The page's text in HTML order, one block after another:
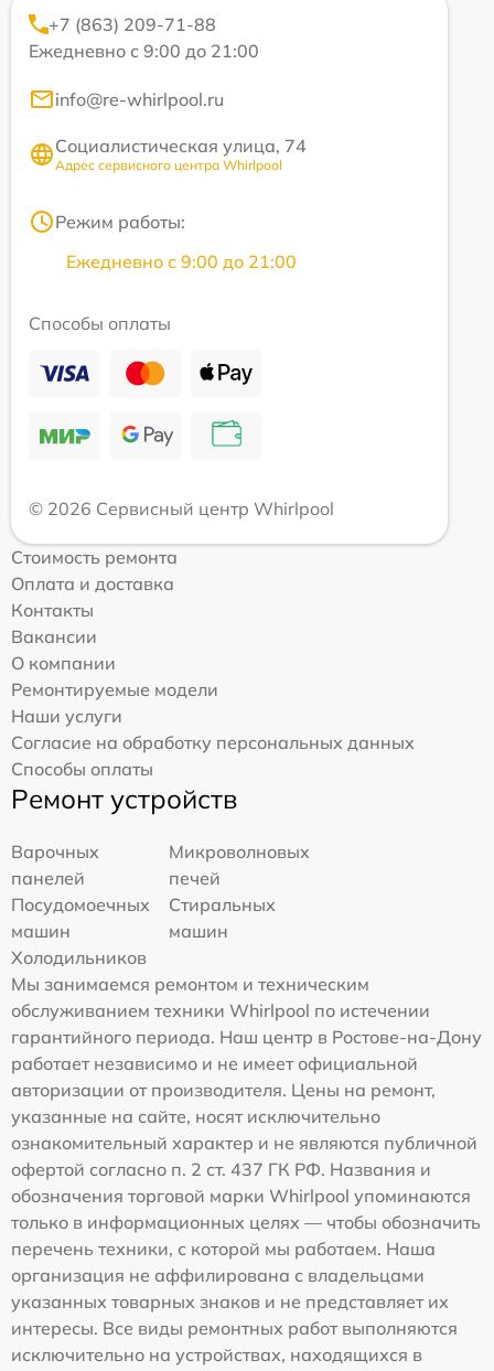
+7 (863) 209-71-88
Ежедневно с 9:00 до 21:00
info@re-whirlpool.ru
Социалистическая улица, 74
Адрес сервисного центра Whirlpool
Режим работы:
Ежедневно с 9:00 до 21:00
Способы оплаты
© 2026 Сервисный центр Whirlpool
Стоимость ремонта
Оплата и доставка
Контакты
Вакансии
О компании
Ремонтируемые модели
Наши услуги
Согласие на обработку персональных данных
Способы оплаты
Ремонт устройств
Варочных
панелей
Микроволновых
печей
Посудомоечных
машин
Стиральных
машин
Холодильников
Мы занимаемся ремонтом и техническим
обслуживанием техники Whirlpool по истечении
гарантийного периода. Наш центр в Ростове-на-Дону
работает независимо и не имеет официальной
авторизации от производителя. Цены на ремонт,
указанные на сайте, носят исключительно
ознакомительный характер и не являются публичной
офертой согласно п. 2 ст. 437 ГК РФ. Названия и
обозначения торговой марки Whirlpool упоминаются
только в информационных целях — чтобы обозначить
перечень техники, с которой мы работаем. Наша
организация не аффилирована с владельцами
указанных товарных знаков и не представляет их
интересы. Все виды ремонтных работ выполняются
исключительно на устройствах, находящихся в